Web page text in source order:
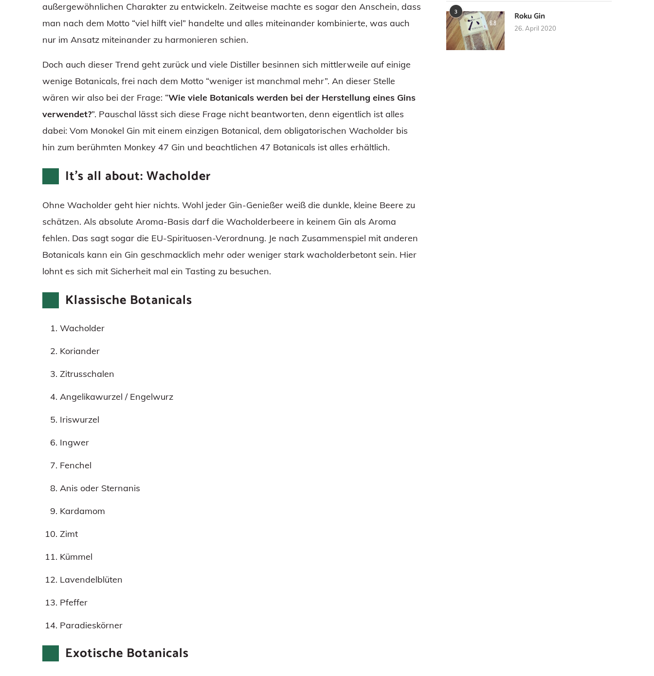
außergewöhnlichen Charakter zu entwickeln. Zeitweise machte es sogar den Anschein, dass
man nach dem Motto “viel hilft viel” handelte und alles miteinander kombinierte, was auch
nur im Ansatz miteinander zu harmonieren schien.
Doch auch dieser Trend geht zurück und viele Distiller besinnen sich mittlerweile auf einige
wenige Botanicals, frei nach dem Motto “weniger ist manchmal mehr”. An dieser Stelle
wären wir also bei der Frage: “Wie viele Botanicals werden bei der Herstellung eines Gins
verwendet?”. Pauschal lässt sich diese Frage nicht beantworten, denn eigentlich ist alles
dabei: Vom Monokel Gin mit einem einzigen Botanical, dem obligatorischen Wacholder bis
hin zum berühmten Monkey 47 Gin und beachtlichen 47 Botanicals ist alles erhältlich.
It’s all about: Wacholder
Ohne Wacholder geht hier nichts. Wohl jeder Gin-Genießer weiß die dunkle, kleine Beere zu
schätzen. Als absolute Aroma-Basis darf die Wacholderbeere in keinem Gin als Aroma
fehlen. Das sagt sogar die EU-Spirituosen-Verordnung. Je nach Zusammenspiel mit anderen
Botanicals kann ein Gin geschmacklich mehr oder weniger stark wacholderbetont sein. Hier
lohnt es sich mit Sicherheit mal ein Tasting zu besuchen.
Klassische Botanicals
Wacholder
Koriander
Zitrusschalen
Angelikawurzel / Engelwurz
Iriswurzel
Ingwer
Fenchel
Anis oder Sternanis
Kardamom
Zimt
Kümmel
Lavendelblüten
Pfeffer
Paradieskörner
Exotische Botanicals
3
6.8 Roku Gin
26. April 2020